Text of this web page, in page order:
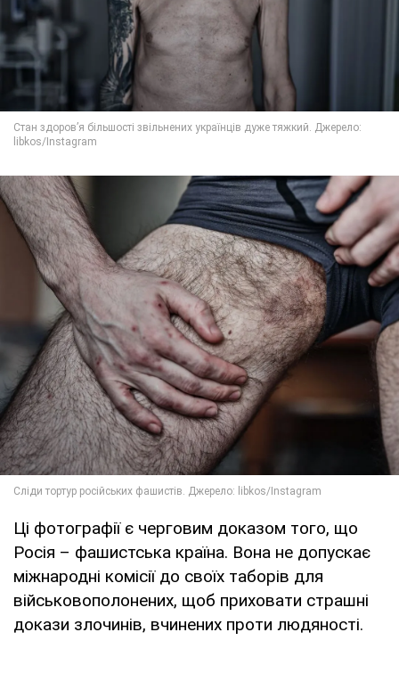
Ці фотографії є черговим доказом того, що
Росія – фашистська країна. Вона не допускає
міжнародні комісії до своїх таборів для
військовополонених, щоб приховати страшні
докази злочинів, вчинених проти людяності.